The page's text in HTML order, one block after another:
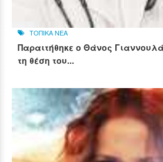
ΤΟΠΙΚΑ ΝΕΑ
Παραιτήθηκε ο Θάνος
τη θέση του...